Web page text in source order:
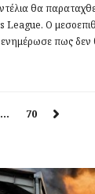
θα
League. Ο
πως δεν θα
… 70